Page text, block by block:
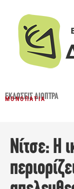
ΕΚΔΌΣΕΙΣ ΔΙΌΠΤΡΑ
ΜΟΝΟΠΆΤΙΑ
Νίτσε: Η